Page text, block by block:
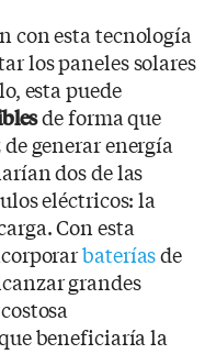
con esta tecnología
los paneles solares
esta puede
de forma que
generar energía
dos de las
eléctricos: la
Con esta
bateríasde
grandes
beneficiaría la